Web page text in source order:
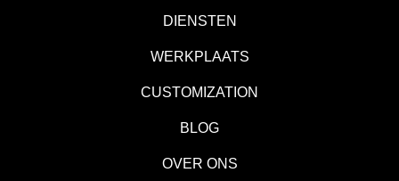
DIENSTEN
WERKPLAATS
CUSTOMIZATION
BLOG
OVER ONS